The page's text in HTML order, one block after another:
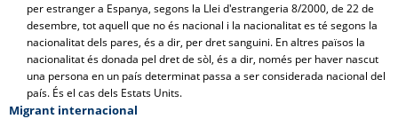
per estranger a Espanya, segons la Llei d'estrangeria 8/2000, de 22 de
desembre, tot aquell que no és nacional i la nacionalitat es té segons la
nacionalitat dels pares, és a dir, per dret sanguini. En altres països la
nacionalitat és donada pel dret de sòl, és a dir, només per haver nascut
una persona en un país determinat passa a ser considerada nacional del
país. És el cas dels Estats Units.
Migrant internacional